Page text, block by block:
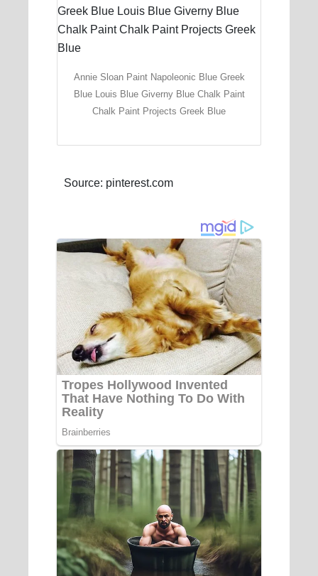
Annie Sloan Paint Napoleonic Blue Greek
Blue Louis Blue Giverny Blue Chalk Paint
Chalk Paint Projects Greek Blue
Source: pinterest.com